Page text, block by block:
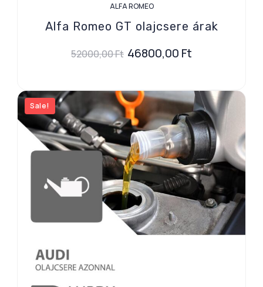
ALFA ROMEO
Alfa Romeo GT olajcsere árak
52000,00Ft 46800,00 Ft
Sale!